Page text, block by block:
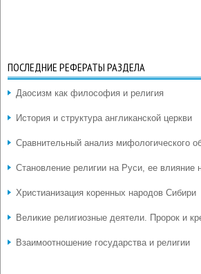
ПОСЛЕДНИЕ РЕФЕРАТЫ РАЗДЕЛА
Даосизм как философия и религия
История и структура англиканской церкви
Сравнительный анализ мифологического
Становление религии на Руси, ее влияние
Христианизация коренных народов Сибири
Великие религиозные деятели. Пророк и
Взаимоотношение государства и религии